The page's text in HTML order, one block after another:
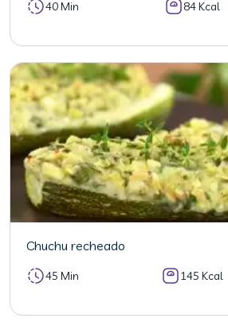
40 Min 84 Kcal
Chuchu recheado
45 Min 145 Kcal